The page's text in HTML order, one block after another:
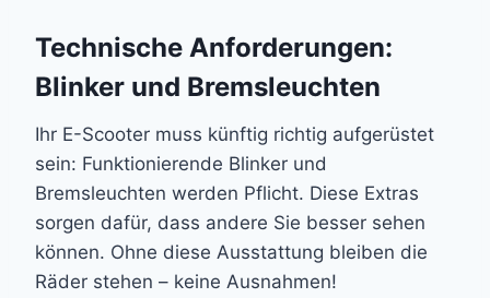
Technische Anforderungen:
Blinker und Bremsleuchten
Ihr E-Scooter muss künftig richtig aufgerüstet
sein: Funktionierende Blinker und
Bremsleuchten werden Pflicht. Diese Extras
sorgen dafür, dass andere Sie besser sehen
können. Ohne diese Ausstattung bleiben die
Räder stehen – keine Ausnahmen!